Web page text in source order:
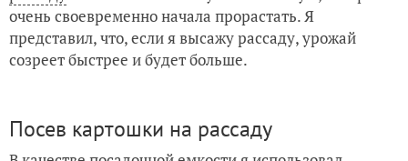
очень своевременно начала прорастать. Я
представил, что, если я высажу рассаду, урожай
созреет быстрее и будет больше.
Посев картошки на рассаду